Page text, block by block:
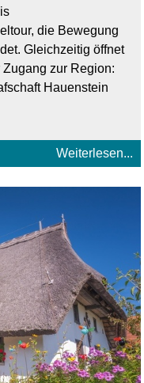
die Bewegung
Gleichzeitig öffnet
zur Region:
Hauenstein
Weiterlesen...